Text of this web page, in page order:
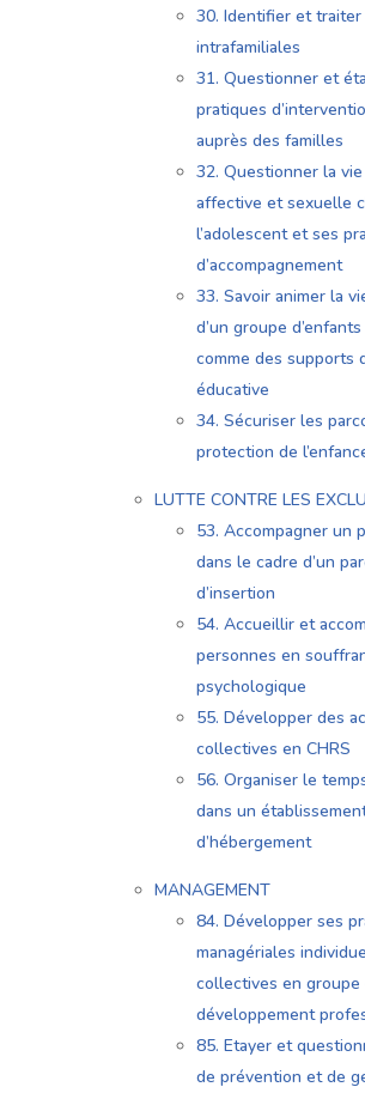
30. Identifier et
intrafamiliales
31. Questionner et
pratiques
auprès des familles
32. Questionner la
affective et sexuelle
l’adolescent et ses
d’accompagnement
33. Savoir animer la
d’un groupe
comme des supports
éducative
34. Sécuriser les
protection de
LUTTE CONTRE LES
53. Accompagner un
dans le cadre d’un
d’insertion
54. Accueillir et
personnes en
psychologique
55. Développer des
collectives en CHRS
56. Organiser le
dans un
d’hébergement
MANAGEMENT
84. Développer ses
managériales
collectives en groupe
développement
85. Etayer et
de prévention et de